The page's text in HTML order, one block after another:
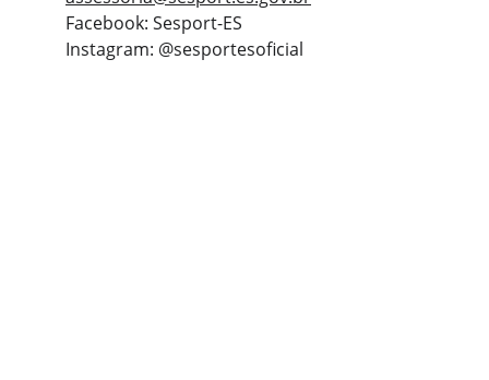
Facebook: Sesport-ES
Instagram: @sesportesoficial